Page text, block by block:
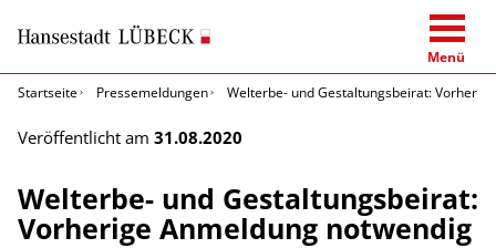
Menü
Startseite
Pressemeldungen Welterbe- und Gestaltungsbeirat:
Veröffentlicht am 31.08.2020
Welterbe- und Gestaltungsbeirat:
Vorherige Anmeldung notwendig